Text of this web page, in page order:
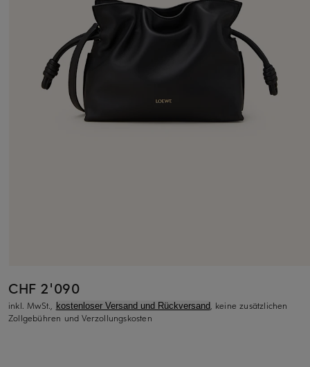
CHF 2'090
inkl. MwSt., kostenloser Versand und Rückversand, keine zusätzlichen
Zollgebühren und Verzollungskosten